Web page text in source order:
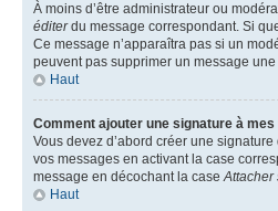
À moins d’être administrateur ou
éditerdu message correspondant. Si
Ce message n’apparaîtra pas si un
peuvent pas supprimer un message
Haut
Comment ajouter une signature à
Vous devez d’abord créer une
vos messages en activant la case
message en décochant la caseAttacher
Haut